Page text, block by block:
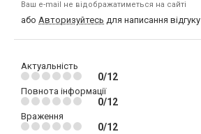
Ваш e-mail не відображатиметься на сайті
або Авторизуйтесь для написання відгуку
Актуальність
0/12
Повнота інформації
0/12
Враження
0/12